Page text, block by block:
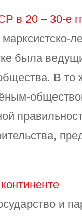
в 20 – 30-е
была
В то
и